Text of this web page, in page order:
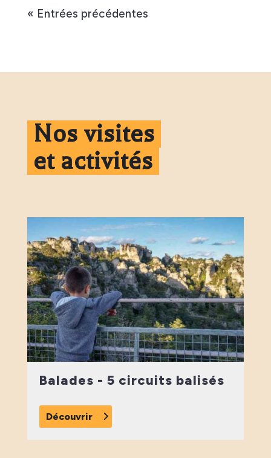
« Entrées précédentes
Nos visites
et activités
Balades - 5 circuits balisés
Découvrir